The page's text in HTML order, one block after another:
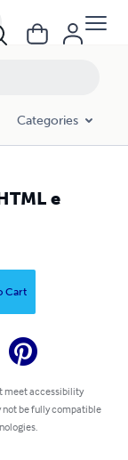
Categories
e
Cart
meet accessibility
not be fully compatible